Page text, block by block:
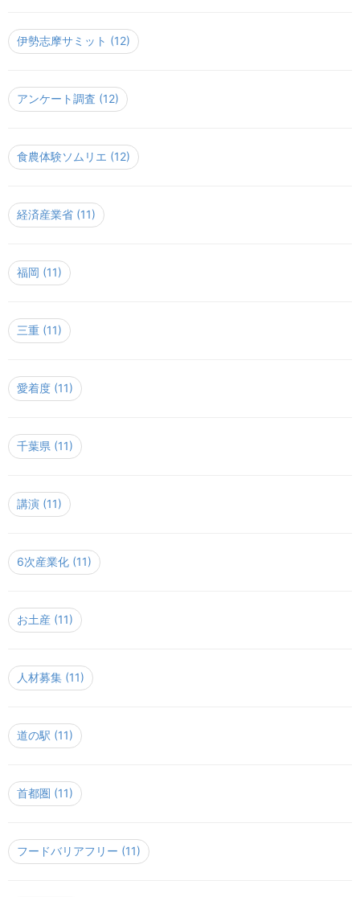
伊勢志摩サミット (12)
アンケート調査 (12)
食農体験ソムリエ (12)
経済産業省 (11)
福岡 (11)
三重 (11)
愛着度 (11)
千葉県 (11)
講演 (11)
6次産業化 (11)
お土産 (11)
人材募集 (11)
道の駅 (11)
首都圏 (11)
フードバリアフリー (11)